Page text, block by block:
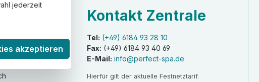
Kontakt Zentrale
Tel: (+49) 6184 93 28 10
Fax: (+49) 6184 93 40 69
E-Mail: info@perfect-spa.de
Hierfür gilt der aktuelle Festnetztarif.
jederzeit
akzeptieren